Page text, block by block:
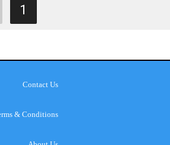
1
Contact Us
& Conditions